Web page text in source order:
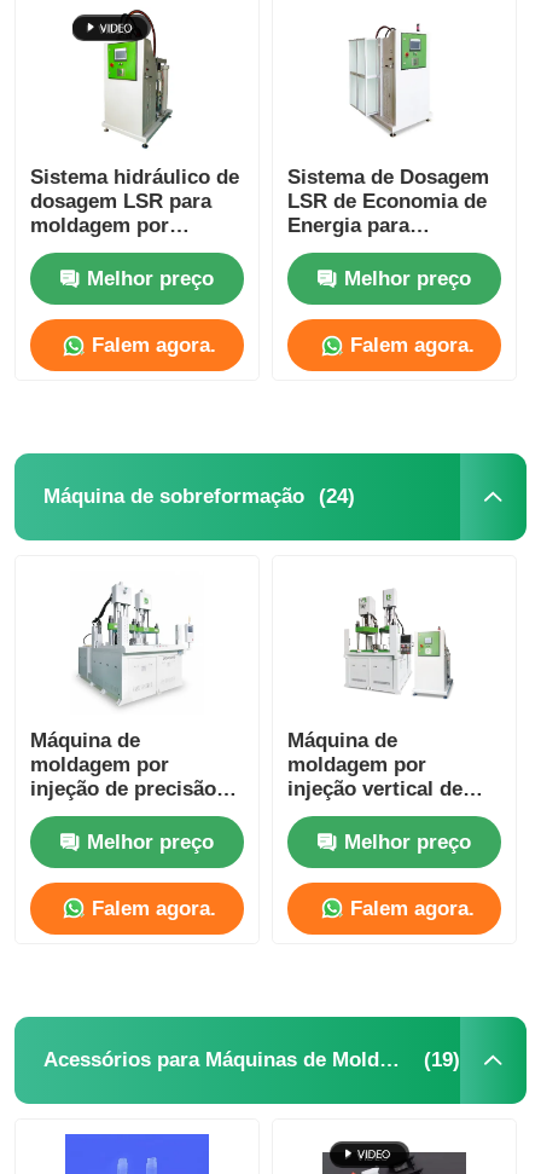
Sistema hidráulico de
dosagem LSR para
moldagem por
injecção de alta
produtividade
Melhor preço
Falem agora.
Sistema de Dosagem
LSR de Economia de
Energia para
Produção Sustentável
Melhor preço
Falem agora.
Máquina de sobreformação (24)
Máquina de
moldagem por
injeção de precisão
de plástico de
silicone LSR de duas
cores para a indústria
eletrônica
Melhor preço
Falem agora.
Máquina de
moldagem por
injeção vertical de
borracha de silicone
líquido de alta
precisão
Melhor preço
Falem agora.
Acessórios para Máquinas de Moldagem por Injeção (19)